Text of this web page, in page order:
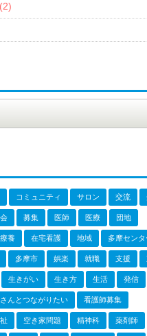
コミュニティ サロン 交流
募集 医師 医療 団地
養 在宅看護 地域 多摩センタ
多摩市 娯楽 就職 支援
生きがい 生き方 生活 発信
んとつながりたい 看護師募集
空き家問題 精神科 薬剤師